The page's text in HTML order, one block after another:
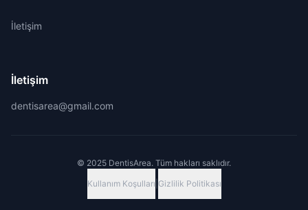
İletişim
İletişim
dentisarea@gmail.com
© 2025 DentisArea. Tüm hakları saklıdır.
Kullanım Koşulları Gizlilik Politikası